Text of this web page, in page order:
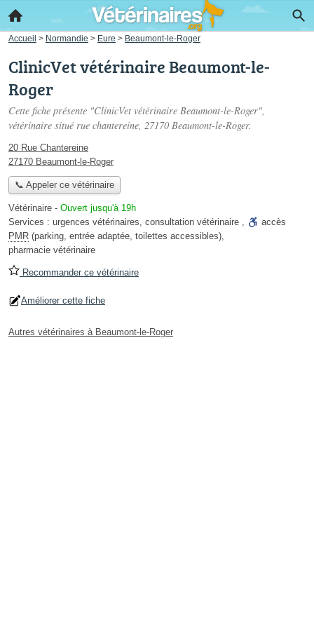
Accueil > Normandie > Eure > Beaumont-le-Roger
ClinicVet vétérinaire Beaumont-le-
Roger
Cette fiche présente "ClinicVet vétérinaire Beaumont-le-Roger",
vétérinaire situé rue chantereine, 27170 Beaumont-le-Roger.
20 Rue Chantereine
27170 Beaumont-le-Roger
📞 Appeler ce vétérinaire
Vétérinaire - Ouvert jusqu'à 19h
Services : urgences vétérinaires, consultation vétérinaire ,
accès
PMR (parking, entrée adaptée, toilettes accessibles),
pharmacie vétérinaire
Recommander ce vétérinaire
Améliorer cette fiche
Autres vétérinaires à Beaumont-le-Roger